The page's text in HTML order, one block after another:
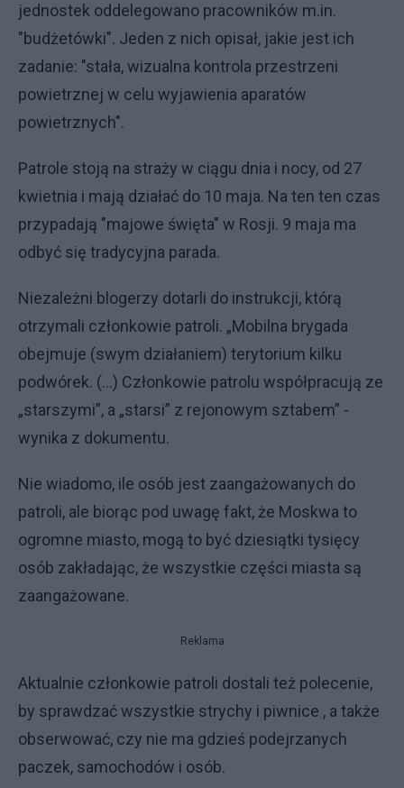
jednostek oddelegowano pracowników m.in.
"budżetówki". Jeden z nich opisał, jakie jest ich
zadanie: "stała, wizualna kontrola przestrzeni
powietrznej w celu wyjawienia aparatów
powietrznych".
Patrole stoją na straży w ciągu dnia i nocy, od 27
kwietnia i mają działać do 10 maja. Na ten ten czas
przypadają "majowe święta" w Rosji. 9 maja ma
odbyć się tradycyjna parada.
Niezależni blogerzy dotarli do instrukcji, którą
otrzymali członkowie patroli. „Mobilna brygada
obejmuje (swym działaniem) terytorium kilku
podwórek. (…) Członkowie patrolu współpracują ze
„starszymi”, a „starsi” z rejonowym sztabem” -
wynika z dokumentu.
Nie wiadomo, ile osób jest zaangażowanych do
patroli, ale biorąc pod uwagę fakt, że Moskwa to
ogromne miasto, mogą to być dziesiątki tysięcy
osób zakładając, że wszystkie części miasta są
zaangażowane.
Reklama
Aktualnie członkowie patroli dostali też polecenie,
by sprawdzać wszystkie strychy i piwnice , a także
obserwować, czy nie ma gdzieś podejrzanych
paczek, samochodów i osób.